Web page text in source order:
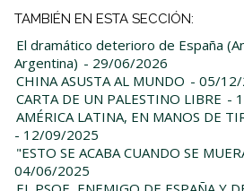
TAMBIÉN EN ESTA SECCIÓN:
El dramático deterioro de España
Argentina) - 29/06/2026
CHINA ASUSTA AL MUNDO - 05/
CARTA DE UN PALESTINO LIBRE -
AMÉRICA LATINA, EN MANOS DE
- 12/09/2025
"ESTO SE ACABA CUANDO SE
04/06/2025